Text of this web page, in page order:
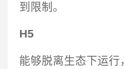
到限制。
H5
能够脱离生态下运行